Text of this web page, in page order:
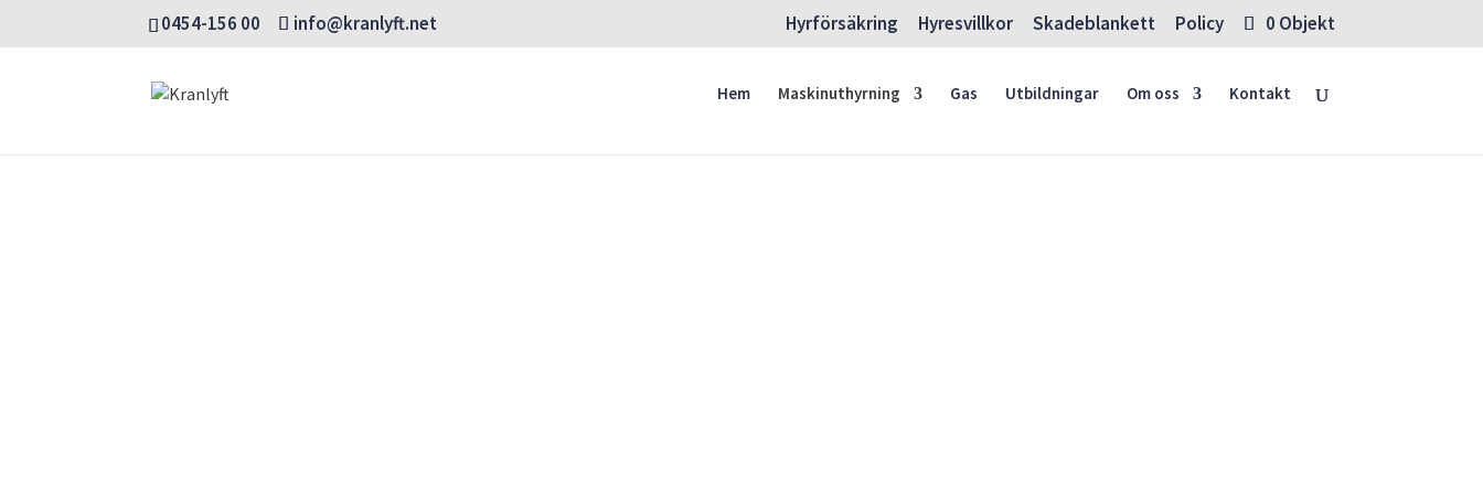
0454-156 00 info@kranlyft.net Hyrförsäkring Hyresvillkor Skadeblankett Policy 0 Objekt
Hem Maskinuthyrning Gas Utbildningar Om oss Kontakt